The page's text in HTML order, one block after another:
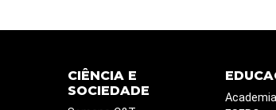
CIÊNCIA E
SOCIEDADE
Academia